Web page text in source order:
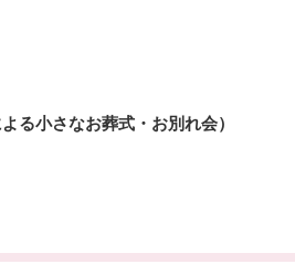
る小さなお葬式・お別れ会）